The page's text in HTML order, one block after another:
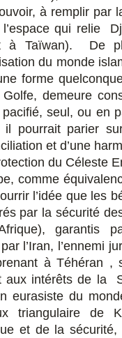
à remplir par
l’espace qui relie
à Taïwan). De
du monde
forme
demeure
seul, ou en
il pourrait parier
et d’une
du Céleste
comme
l’idée que les
par la sécurité
garantis
l’Iran, l’ennemi
à Téhéran ,
aux intérêts de la
eurasiste du
triangulaire de
et de la